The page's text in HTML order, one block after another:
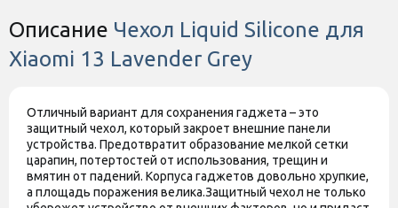
Описание Чехол Liquid Silicone для
Xiaomi 13 Lavender Grey
Отличный вариант для сохранения гаджета – это
защитный чехол, который закроет внешние панели
устройства. Предотвратит образование мелкой сетки
царапин, потертостей от использования, трещин и
вмятин от падений. Корпуса гаджетов довольно хрупкие,
а площадь поражения велика.Защитный чехол не только